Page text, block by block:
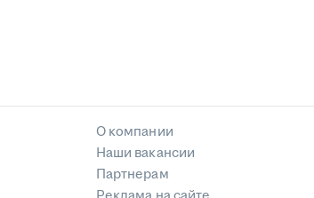
О компании
Наши вакансии
Партнерам